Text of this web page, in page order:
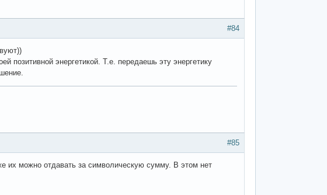
#84
позитивной энергетикой. Т.е. передаешь эту энергетику
#85
их можно отдавать за символическую сумму. В этом нет